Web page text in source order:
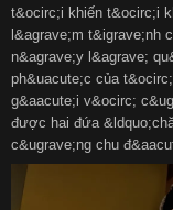
t&ocirc;i khiến t&ocirc;i
l&agrave;m t&igrave;nh
n&agrave;y l&agrave;
ph&uacute;c của
g&aacute;i v&ocirc;
được hai đứa
c&ugrave;ng chu